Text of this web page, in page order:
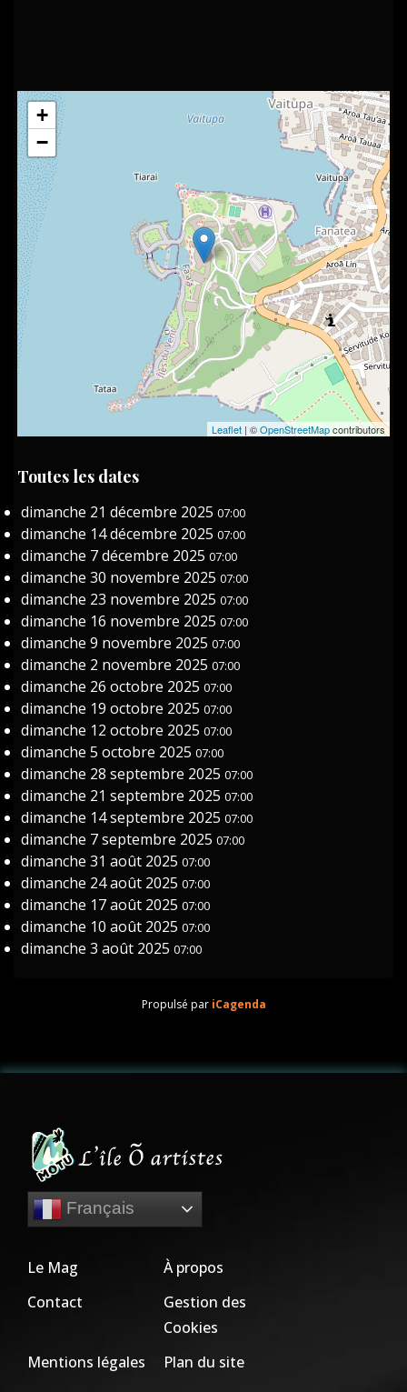
+
−
Leaflet| ©OpenStreetMapcontributors
Toutes les dates
dimanche 21 décembre 202507:00
dimanche 14 décembre 202507:00
dimanche 7 décembre 202507:00
dimanche 30 novembre 202507:00
dimanche 23 novembre 202507:00
dimanche 16 novembre 202507:00
dimanche 9 novembre 202507:00
dimanche 2 novembre 202507:00
dimanche 26 octobre 202507:00
dimanche 19 octobre 202507:00
dimanche 12 octobre 202507:00
dimanche 5 octobre 202507:00
dimanche 28 septembre 202507:00
dimanche 21 septembre 202507:00
dimanche 14 septembre 202507:00
dimanche 7 septembre 202507:00
dimanche 31 août 202507:00
dimanche 24 août 202507:00
dimanche 17 août 202507:00
dimanche 10 août 202507:00
dimanche 3 août 202507:00
Propulsé par iCagenda
Français
Le Mag
À propos
Contact
Gestion des
Cookies
Mentions légales
Plan du site